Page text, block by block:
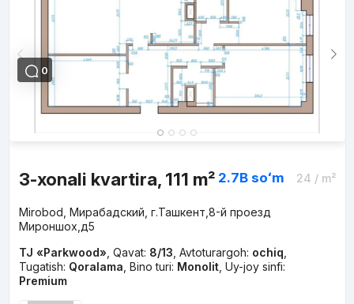
0
3-xonali kvartira, 111 m² 2.7B soʻm 24 / m²
Mirobod, Мирабадский, г.Ташкент,8-й проезд
Мироншох,д5
TJ «Parkwood» Qavat: 8/13 Avtoturargoh: ochiq
Tugatish: Qoralama Bino turi: Monolit, Uy-joy sinfi:
Premium